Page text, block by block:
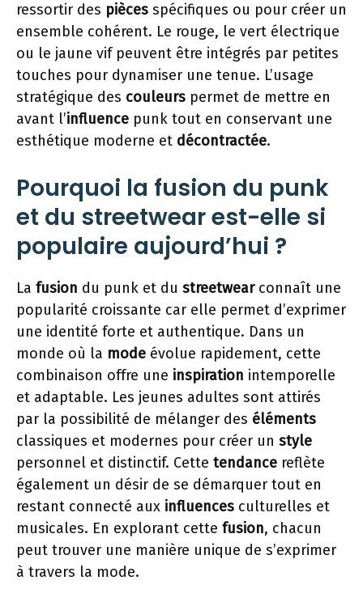
ressortir des pièces spécifiques ou pour créer un
ensemble cohérent. Le rouge, le vert électrique
ou le jaune vif peuvent être intégrés par petites
touches pour dynamiser une tenue. L’usage
stratégique des couleurs permet de mettre en
avant l’influence punk tout en conservant une
esthétique moderne et décontractée.
Pourquoi la fusion du punk
et du streetwear est-elle si
populaire aujourd’hui ?
La fusion du punk et du streetwearconnaît une
popularité croissante car elle permet d’exprimer
une identité forte et authentique. Dans un
monde où la mode évolue rapidement, cette
combinaison offre une inspiration intemporelle
et adaptable. Les jeunes adultes sont attirés
par la possibilité de mélanger des éléments
classiques et modernes pour créer un style
personnel et distinctif. Cette tendance reflète
également un désir de se démarquer tout en
restant connecté aux influences culturelles et
musicales. En explorant cette fusion, chacun
peut trouver une manière unique de s’exprimer
à travers la mode.